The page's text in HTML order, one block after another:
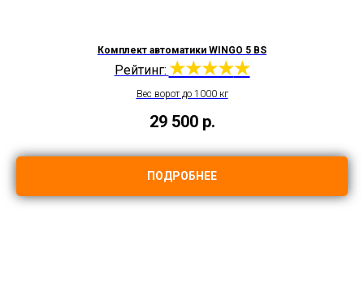
Комплект автоматики WINGO 5 BS
Рейтинг: ★★★★★
Вес ворот до 1000 кг
29 500 р.
ПОДРОБНЕЕ